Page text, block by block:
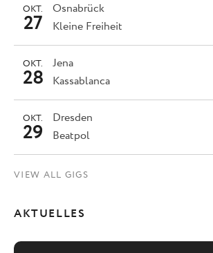
Osnabrück
OKT.
27 Kleine Freiheit
Jena
OKT.
28 Kassablanca
Dresden
OKT.
29 Beatpol
VIEW ALL GIGS
AKTUELLES